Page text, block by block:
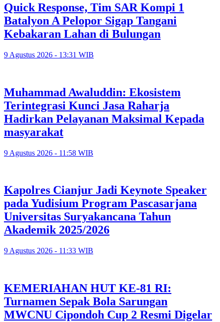
Quick Response, Tim SAR Kompi 1
Batalyon A Pelopor Sigap Tangani
Kebakaran Lahan di Bulungan
9 Agustus 2026 - 13:31 WIB
Muhammad Awaluddin: Ekosistem
Terintegrasi Kunci Jasa Raharja
Hadirkan Pelayanan Maksimal Kepada
masyarakat
9 Agustus 2026 - 11:58 WIB
Kapolres Cianjur Jadi Keynote Speaker
pada Yudisium Program Pascasarjana
Universitas Suryakancana Tahun
Akademik 2025/2026
9 Agustus 2026 - 11:33 WIB
KEMERIAHAN HUT KE-81 RI:
Turnamen Sepak Bola Sarungan
MWCNU Cipondoh Cup 2 Resmi Digelar